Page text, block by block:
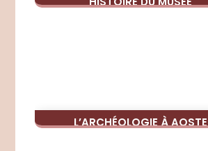
HISTOIRE DU MUSÉE
L’ARCHÉOLOGIE À AOSTE